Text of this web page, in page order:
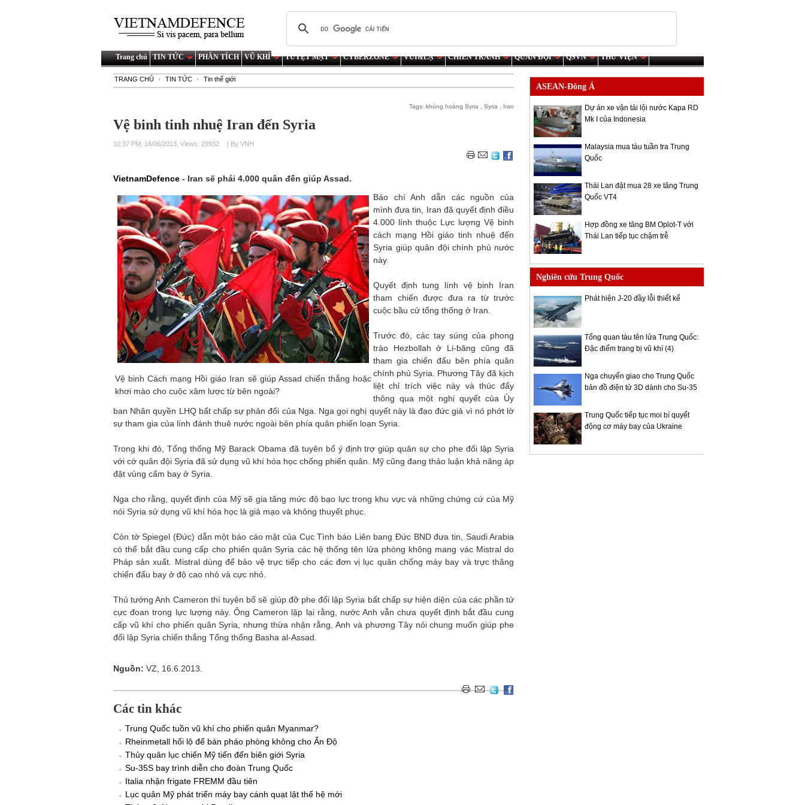
Trang chủ TIN TỨC PHÂN TÍCH VŨ KHÍ TUYỆT MẬT CYBERZONE VUI&LẠ CHIẾN TRANH QUÂN ĐỘI QSVN THƯ VIỆN
TRANG CHỦ TIN TỨC Tin thế giới
Tags:khủng hoảng Syria ,Syria Iran
Vệ binh tinh nhuệ Iran đến Syria
10:37 PM, 16/06/2013, Views: 29932 | By VNH
VietnamDefence - Iran sẽ phái 4.000 quân đến giúp Assad.
Vệ binh Cách mạng Hồi giáo Iran sẽ giúp Assad chiến thắng hoặc
khơi mào cho cuộc xâm lược từ bên ngoài?
Báo chí Anh dẫn các nguồn của
mình đưa tin, Iran đã quyết định điều
4.000 lính thuộc Lực lượng Vệ binh
cách mạng Hồi giáo tinh nhuệ đến
Syria giúp quân đội chính phủ nước
này.
Quyết định tung lính vệ binh Iran
tham chiến được đưa ra từ trước
cuộc bầu cử tổng thống ở Iran.
Trước đó, các tay súng của phong
trào Hezbollah ở Li-băng cũng đã
tham gia chiến đấu bên phía quân
chính phủ Syria. Phương Tây đã kịch
liệt chỉ trích việc này và thúc đẩy
thông qua một nghị quyết của Ủy
ban Nhân quyền LHQ bất chấp sự phản đối của Nga. Nga gọi nghị quyết này là đạo đức giả vì nó phớt lờ
sự tham gia của lính đánh thuê nước ngoài bên phía quân phiến loạn Syria.
Trong khi đó, Tổng thống Mỹ Barack Obama đã tuyên bố ý định trợ giúp quân sự cho phe đối lập Syria
với cớ quân đội Syria đã sử dụng vũ khí hóa học chống phiến quân. Mỹ cũng đang thảo luận khả năng áp
đặt vùng cấm bay ở Syria.
Nga cho rằng, quyết định của Mỹ sẽ gia tăng mức độ bạo lực trong khu vực và những chứng cứ của Mỹ
nói Syria sử dụng vũ khí hóa học là giả mạo và không thuyết phục.
Còn tờ Spiegel (Đức) dẫn một báo cáo mật của Cục Tình báo Liên bang Đức BND đưa tin, Saudi Arabia
có thể bắt đầu cung cấp cho phiến quân Syria các hệ thống tên lửa phòng không mang vác Mistral do
Pháp sản xuất. Mistral dùng để bảo vệ trực tiếp cho các đơn vị lục quân chống máy bay và trực thăng
chiến đấu bay ở độ cao nhỏ và cực nhỏ.
Thủ tướng Anh Cameron thì tuyên bố sẽ giúp đỡ phe đối lập Syria bất chấp sự hiện diện của các phần tử
cực đoan trong lực lượng này. Ông Cameron lặp lại rằng, nước Anh vẫn chưa quyết định bắt đầu cung
cấp vũ khí cho phiến quân Syria, nhưng thừa nhận rằng, Anh và phương Tây nói chung muốn giúp phe
đối lập Syria chiến thắng Tổng thống Basha al-Assad.
Nguồn: VZ, 16.6.2013.
Các tin khác
Trung Quốc tuồn vũ khí cho phiến quân Myanmar?
Rheinmetall hối lộ để bán pháo phòng không cho Ấn Độ
Thủy quân lục chiến Mỹ tiến đến biên giới Syria
Su-35S bay trình diễn cho đoàn Trung Quốc
Italia nhận frigate FREMM đầu tiên
Lục quân Mỹ phát triển máy bay cánh quạt lật thế hệ mới
ASEAN-Đông Á
Dự án xe vận tải lội nước Kapa RD
Mk I của Indonesia
Malaysia mua tàu tuần tra Trung
Quốc
Thái Lan đặt mua 28 xe tăng Trung
Quốc VT4
Hợp đồng xe tăng BM Oplot-T với
Thái Lan tiếp tục chậm trễ
Nghiên cứu Trung Quốc
Phát hiện J-20 đầy lỗi thiết kế
Tổng quan tàu tên lửa Trung Quốc:
Đặc điểm trang bị vũ khí (4)
Nga chuyển giao cho Trung Quốc
bản đồ điện tử 3D dành cho Su-35
Trung Quốc tiếp tục moi bí quyết
động cơ máy bay của Ukraine